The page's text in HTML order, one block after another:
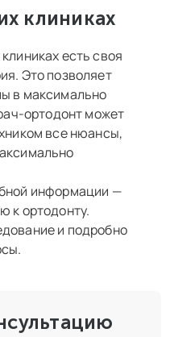
клиниках
есть своя
Это позволяет
в максимально
ортодонт может
все нюансы,
информации —
к ортодонту.
и подробно